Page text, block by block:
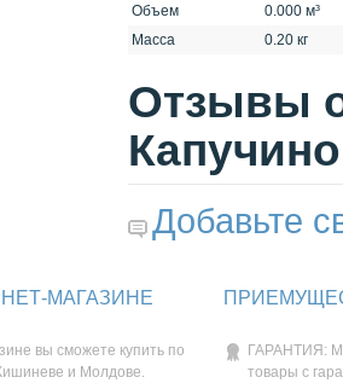
Объем
0.000 м³
Масса
0.20 кг
Отзывы
Капучино
Добавьте
МАГАЗИНЕ
вы сможете купить по
и Молдове.
ГАРАНТИЯ:
товары с